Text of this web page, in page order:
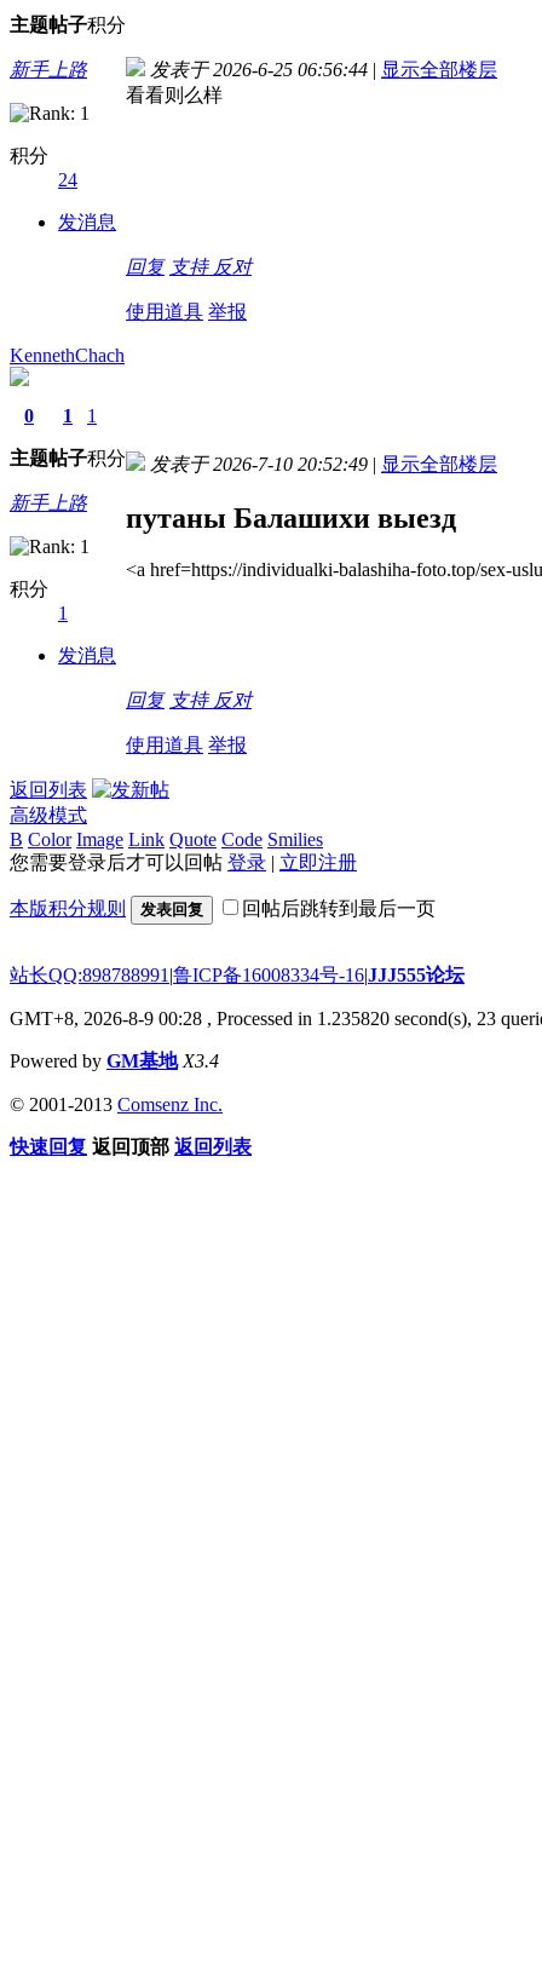
主题帖子积分
新手上路
积分
24
发消息
发表于 2026-6-25 06:56:44 | 显示全部楼层
看看则么样
回复 支持 反对
使用道具 举报
KennethChach
0
主题
1
帖子
1
积分
新手上路
积分
1
发消息
发表于 2026-7-10 20:52:49 | 显示全部楼层
путаны Балашихи выезд
<a href=https://individualki-balashiha-foto.top/sex-
回复 支持 反对
使用道具 举报
返回列表
高级模式
B Color Image Link Quote Code Smilies
您需要登录后才可以回帖 登录 | 立即注册
本版积分规则 发表回复 回帖后跳转到最后一页
站长QQ:898788991 |鲁ICP备16008334号-16|JJJ555论坛
GMT+8, 2026-8-9 00:28 , Processed in 1.235820 second(s), 23
Powered by GM基地 X3.4
© 2001-2013 Comsenz Inc.
快速回复 返回顶部 返回列表